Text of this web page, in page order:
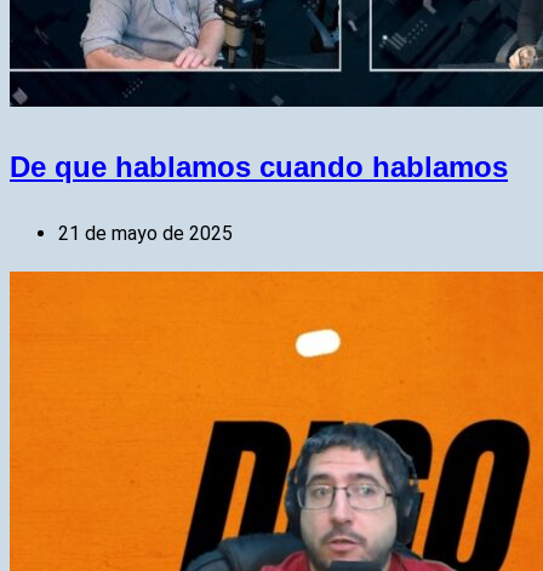
De que hablamos cuando hablamos
21 de mayo de 2025